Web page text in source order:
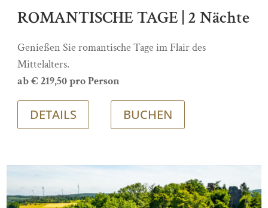
ROMANTISCHE TAGE | 2 Nächte
Genießen Sie romantische Tage im Flair des
Mittelalters.
ab € 219,50 pro Person
DETAILS BUCHEN